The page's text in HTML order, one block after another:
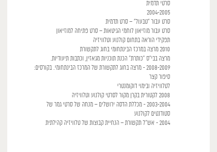
סרטי תדמית
2004-2005
סרט עבור "טבעול" – סרט תדמית
סרט עבור מוזיאון לוחמי הגיטאות – סרט פתיחה למוזיאון
תפקידי הוראה בתחום קולנוע וטלוויזיה
2010 מרצה במרכז הבינתחומי בחוג לתקשורת
מרצה בבי"ס "כותרת" הכנת תוכניות מגאזין, וכתבות תיעודיות.
2008-2009 - מרצה בחוג לתקשורת של המרכז הבינתחומי. בקורסים:
סיפור קצר
לטלוויזיה ובימוי דוקומנטרי
2008 לקטורית בקרן מקור לסרטי קולנוע וטלוויזיה
2003-2004 - מכללת הדסה ירושלים – מנחה של סרטי גמר של
סטודנטים לקולנוע
2004 - אש"ל תקשורת – הנחיית קבוצות של טלוויזיה קהילתית